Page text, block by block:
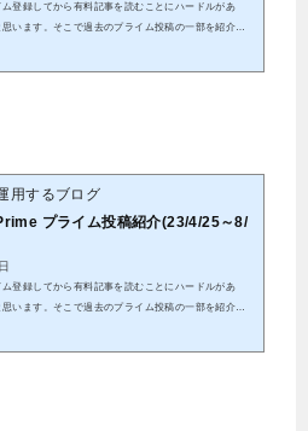
登録してから有料記事を読むことにハードルがあ
います。そこで過去のプライム投稿の一部を紹介致
...
用するブログ
プライム投稿紹介(23/4/25～8/
登録してから有料記事を読むことにハードルがあ
います。そこで過去のプライム投稿の一部を紹介致